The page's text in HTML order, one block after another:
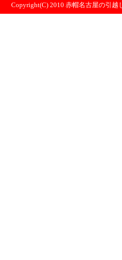
Copyright(C) 2010 赤帽名古屋の引越